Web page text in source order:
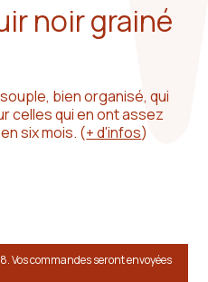
noir grainé
bien organisé, qui
celles qui en ont assez
six mois. (+ d'infos)
Vos commandes seront envoyées